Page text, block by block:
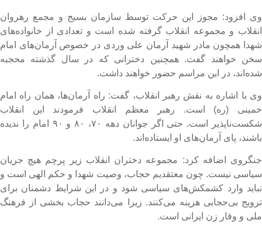
افزود: مجوز این حرکت توسط سازمان بسیج و مجمع رهروان
و مجموعه انقلاب گرفته شده است و تعدادی از خانواده‌های
همچون مادر شهید آرمان علی وردی در خصوص آرمان‌های امام
خواهند گفت. همچنین دخترانی که در سال گذشته محجبه
در این مراسم حضور خواهند داشت.
با اشاره به نقش رهبر انقلاب، گفت: راه آرمان‌ها، همان راه امام
(ره) است. رهبر معظم انقلاب فرمودند این انقلاب
شکست‌ناپذیر است. حتی اگر جوانان دهه ۷۰، ۸۰ و ۹۰ امام را ندیده
پای آرمان‌های او ایستاده‌اند.
اضافه کرد: مجموعه دختران انقلاب زیر پرچم هیچ جریان
نیست. چون معتقدیم حجاب، وصیت شهدا و حکم الهی است و
وارد کشمکش‌های سیاسی شود و در این شرایط دشمنان برای
بی‌حجابی هزینه می‌کنند. زیرا می‌دانند حجاب بخشی از فرهنگ
و وقار زن ایرانی است.